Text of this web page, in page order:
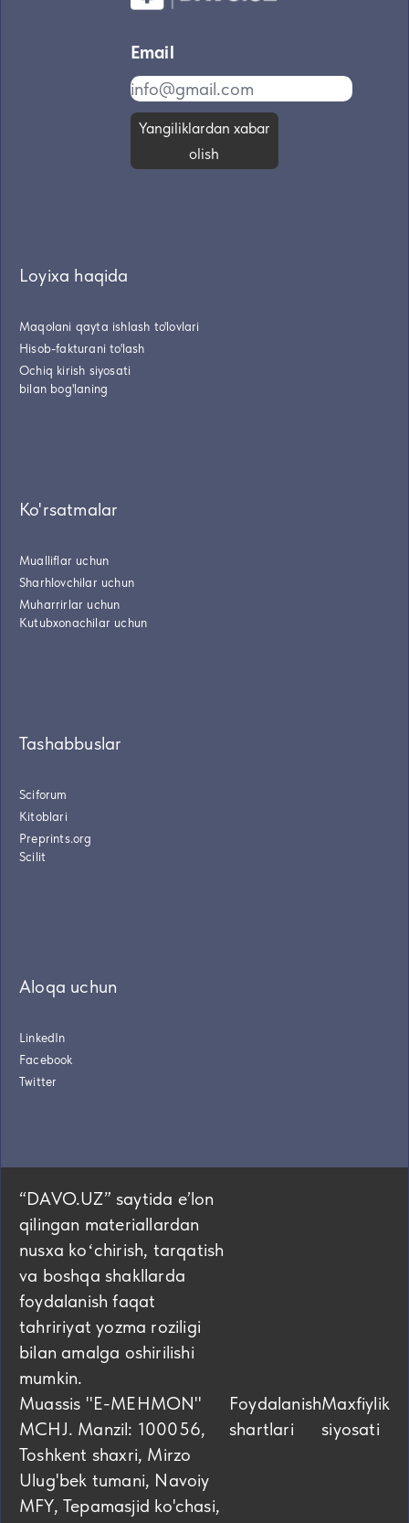
Email
Yangiliklardan xabar
olish
Loyixa haqida
Maqolani qayta ishlash to'lovlari
Hisob-fakturani to'lash
Ochiq kirish siyosati
bilan bog'laning
Ko'rsatmalar
Mualliflar uchun
Sharhlovchilar uchun
Muharrirlar uchun
Kutubxonachilar uchun
Tashabbuslar
Sciforum
Kitoblari
Preprints.org
Scilit
Aloqa uchun
LinkedIn
Facebook
Twitter
“DAVO.UZ” saytida eʼlon
qilingan materiallardan
nusxa koʻchirish, tarqatish
va boshqa shakllarda
foydalanish faqat
tahririyat yozma roziligi
bilan amalga oshirilishi
mumkin.
Muassis "E-MEHMON"
MCHJ. Manzil: 100056,
Toshkent shaxri, Mirzo
Ulug'bek tumani, Navoiy
MFY, Tepamasjid ko'chasi,
Foydalanish
shartlari
Maxfiylik
siyosati